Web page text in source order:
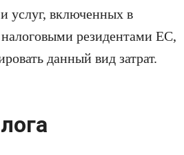
услуг, включенных в
резидентами ЕС,
данный вид затрат.